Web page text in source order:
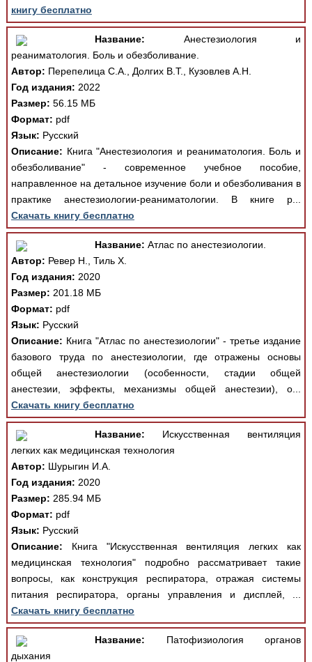
книгу бесплатно
Название: Анестезиология и
реаниматология. Боль и обезболивание.
Автор: Перепелица С.А., Долгих В.Т., Кузовлев А.Н.
Год издания: 2022
Размер: 56.15 МБ
Формат: pdf
Язык: Русский
Описание: Книга "Анестезиология и реаниматология. Боль и
обезболивание" - современное учебное пособие,
направленное на детальное изучение боли и обезболивания в
практике анестезиологии-реаниматологии. В книге р...
Скачать книгу бесплатно
Название: Атлас по анестезиологии.
Автор: Ревер Н., Тиль Х.
Год издания: 2020
Размер: 201.18 МБ
Формат: pdf
Язык: Русский
Описание: Книга "Атлас по анестезиологии" - третье издание
базового труда по анестезиологии, где отражены основы
общей анестезиологии (особенности, стадии общей
анестезии, эффекты, механизмы общей анестезии), о...
Скачать книгу бесплатно
Название: Искусственная вентиляция
легких как медицинская технология
Автор: Шурыгин И.А.
Год издания: 2020
Размер: 285.94 МБ
Формат: pdf
Язык: Русский
Описание: Книга "Искусственная вентиляция легких как
медицинская технология" подробно рассматривает такие
вопросы, как конструкция респиратора, отражая системы
питания респиратора, органы управления и дисплей, ...
Скачать книгу бесплатно
Название: Патофизиология органов
дыхания